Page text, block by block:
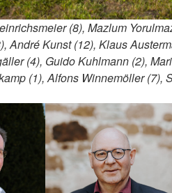
(8), Mazlum
André Kunst (12), Klaus
(4), Guido Kuhlmann (2),
(1), Alfons Winnemöller